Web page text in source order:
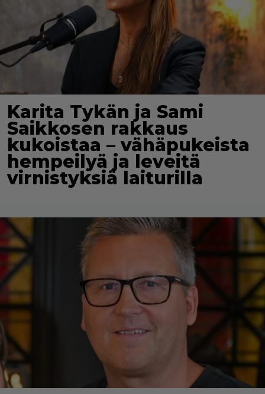
Karita Tykän ja Sami
Saikkosen rakkaus
kukoistaa – vähäpukeista
hempeilyä ja leveitä
virnistyksiä laiturilla